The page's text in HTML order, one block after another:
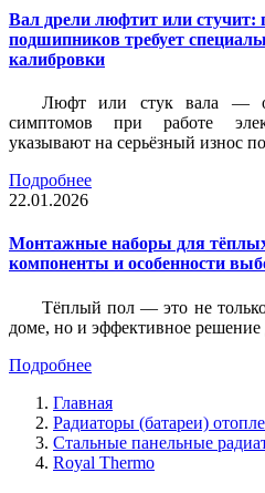
Вал дрели люфтит или стучит:
подшипников требует
калибровки
Люфт или стук вала —
симптомов при работе
указывают на серьёзный износ
Подробнее
22.01.2026
Монтажные наборы для
компоненты и особенности
Тёплый пол — это не
доме, но и эффективное
Подробнее
Главная
Радиаторы (батареи)
Стальные панельные
Royal Thermo